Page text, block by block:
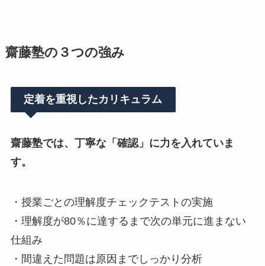
齋藤塾の３つの強み
定着を重視したカリキュラム
齋藤塾では、丁寧な「確認」に力を入れていま
す。
・授業ごとの理解度チェックテストの実施
・理解度が80％に達するまで次の単元に進まない
仕組み
・間違えた問題は原因までしっかり分析